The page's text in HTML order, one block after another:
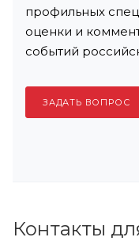
профильных
оценки и
событий
ЗАДАТЬ ВОПРОС
Контакты